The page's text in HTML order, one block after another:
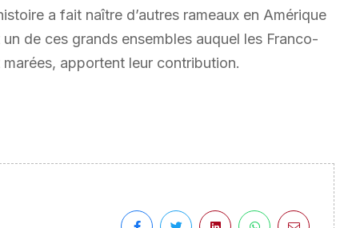
a fait naître d’autres rameaux en Amérique
de ces grands ensembles auquel les Franco-
apportent leur contribution.